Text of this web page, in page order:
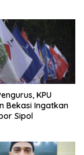
KPU
Bekasi Ingatkan
Sipol